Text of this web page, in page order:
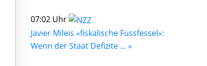
07:02 Uhr
Javier Mileis «fiskalische Fussfessel»:
Wenn der Staat Defizite ... »